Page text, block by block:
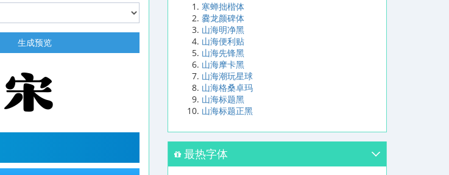
生成预览
寒蝉拙楷体
爨龙颜碑体
山海明净黑
山海便利贴
山海先锋黑
山海摩卡黑
山海潮玩星球
山海格桑卓玛
山海标题黑
山海标题正黑
最热字体